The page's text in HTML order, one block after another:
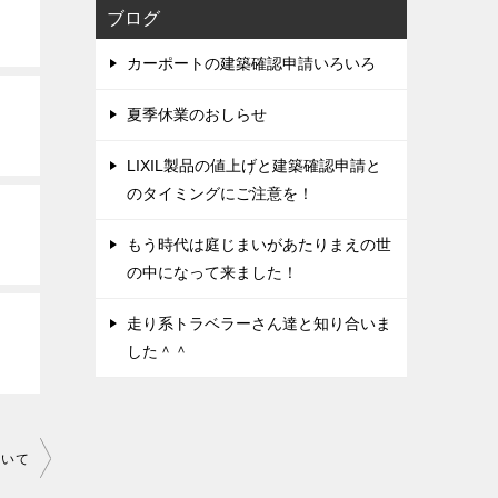
て
ブログ
カーポートの建築確認申請いろいろ
夏季休業のおしらせ
LIXIL製品の値上げと建築確認申請と
のタイミングにご注意を！
もう時代は庭じまいがあたりまえの世
の中になって来ました！
走り系トラベラーさん達と知り合いま
した＾＾